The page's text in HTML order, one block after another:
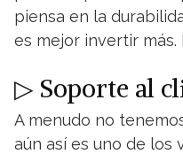
piensa en la
es mejor invertir
▷ Soporte al
A menudo no
aún así es uno de los